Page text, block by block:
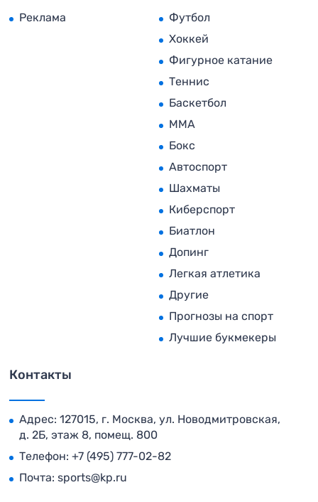
Реклама
Футбол
Хоккей
Фигурное катание
Теннис
Баскетбол
MMA
Бокс
Автоспорт
Шахматы
Киберспорт
Биатлон
Допинг
Легкая атлетика
Другие
Прогнозы на спорт
Лучшие букмекеры
Контакты
Адрес: 127015, г. Москва, ул. Новодмитровская,
д. 2Б, этаж 8, помещ. 800
Телефон: +7 (495) 777-02-82
Почта: sports@kp.ru